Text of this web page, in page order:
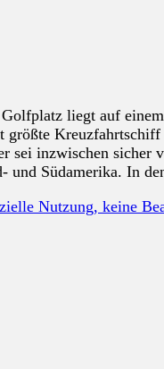
liegt auf
inzwischen sicher
Südamerika. In
Nutzung, keine